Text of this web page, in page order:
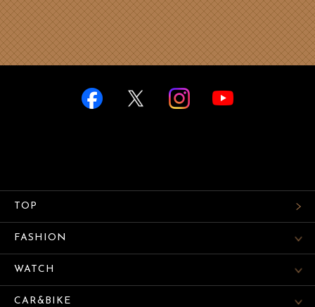
TOP
FASHION
WATCH
CAR&BIKE